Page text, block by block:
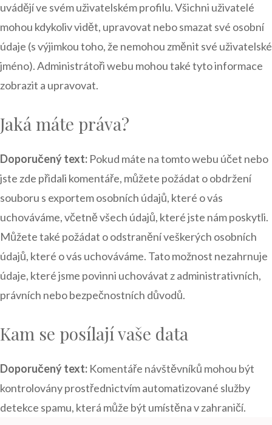
uvádějí ve svém uživatelském profilu. Všichni uživatelé
mohou kdykoliv vidět, upravovat nebo smazat své osobní
údaje (s výjimkou toho, že nemohou změnit své uživatelské
jméno). Administrátoři webu mohou také tyto informace
zobrazit a upravovat.
Jaká máte práva?
Doporučený text: Pokud máte na tomto webu účet nebo
jste zde přidali komentáře, můžete požádat o obdržení
souboru s exportem osobních údajů, které o vás
uchováváme, včetně všech údajů, které jste nám poskytli.
Můžete také požádat o odstranění veškerých osobních
údajů, které o vás uchováváme. Tato možnost nezahrnuje
údaje, které jsme povinni uchovávat z administrativních,
právních nebo bezpečnostních důvodů.
Kam se posílají vaše data
Doporučený text: Komentáře návštěvníků mohou být
kontrolovány prostřednictvím automatizované služby
detekce spamu, která může být umístěna v zahraničí.